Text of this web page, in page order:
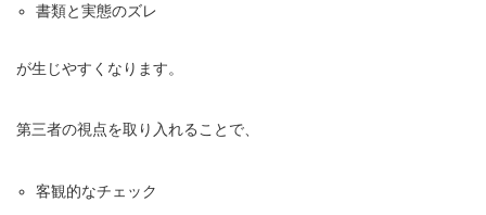
書類と実態のズレ
が生じやすくなります。
第三者の視点を取り入れることで、
客観的なチェック